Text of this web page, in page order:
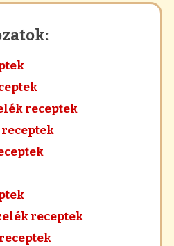
receptek
receptek